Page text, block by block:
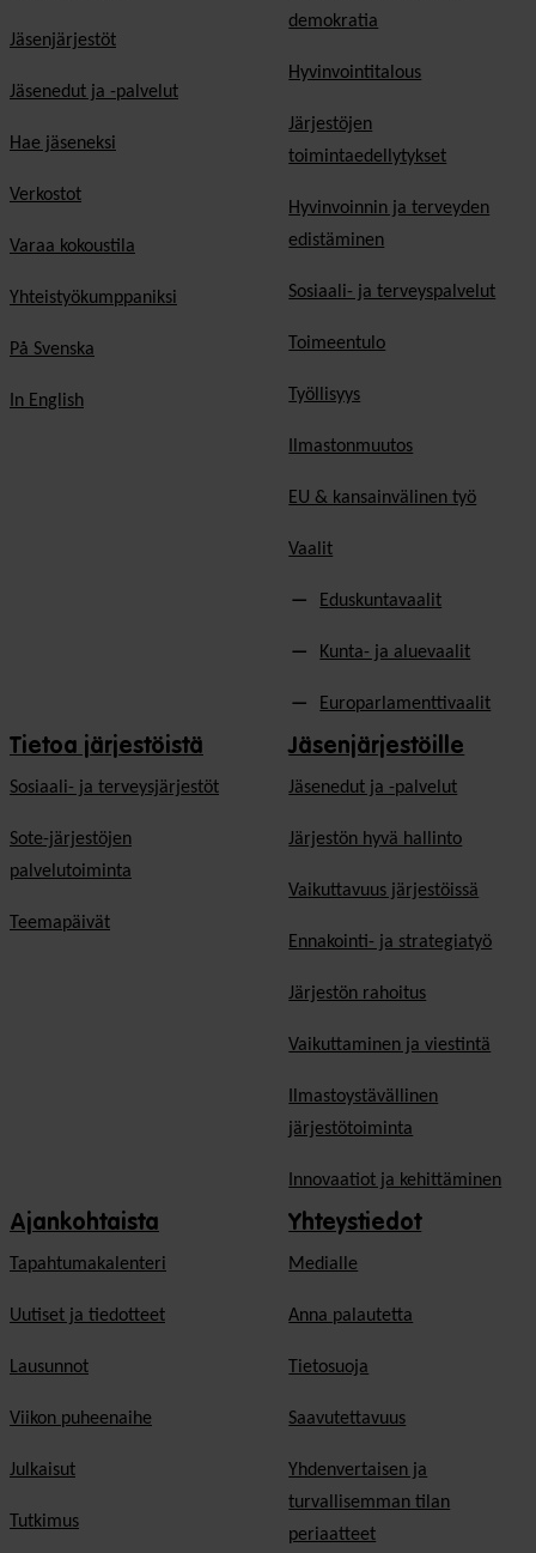
Jäsenjärjestöt
Jäsenedut ja -palvelut
Hae jäseneksi
Verkostot
Varaa kokoustila
Yhteistyökumppaniksi
På Svenska
In English
demokratia
Hyvinvointitalous
Järjestöjen
toimintaedellytykset
Hyvinvoinnin ja terveyden
edistäminen
Sosiaali- ja terveyspalvelut
Toimeentulo
Työllisyys
Ilmastonmuutos
EU & kansainvälinen työ
Vaalit
Eduskuntavaalit
Kunta- ja aluevaalit
Europarlamenttivaalit
Tietoa järjestöistä
Sosiaali- ja terveysjärjestöt
Sote-järjestöjen
palvelutoiminta
Teemapäivät
Jäsenjärjestöille
Jäsen­edut ja -palvelut
Järjestön hyvä hallinto
Vaikuttavuus järjestöissä
Ennakointi- ja strategiatyö
Järjestön rahoitus
Vaikuttaminen ja viestintä
Ilmastoystävällinen
järjestötoiminta
Innovaatiot ja kehittäminen
Ajankohtaista
Tapahtumakalenteri
Uutiset ja tiedotteet
Lausunnot
Viikon puheenaihe
Julkaisut
Tutkimus
Yhteystiedot
Medialle
Anna palautetta
Tietosuoja
Saavutettavuus
Yhdenvertaisen ja
turvallisemman tilan
periaatteet